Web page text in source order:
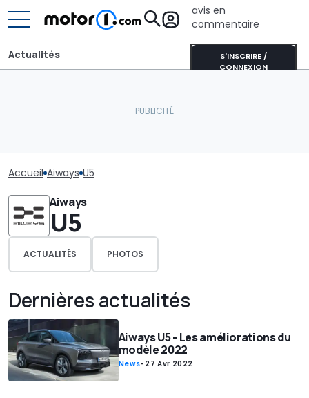
avis en
commentaire
S'INSCRIRE /
CONNEXION
Actualités
Accueil Aiways U5
Aiways
U5
ACTUALITÉS PHOTOS
Dernières actualités
Aiways U5 - Les améliorations du
modèle 2022
News- 27 Avr 2022